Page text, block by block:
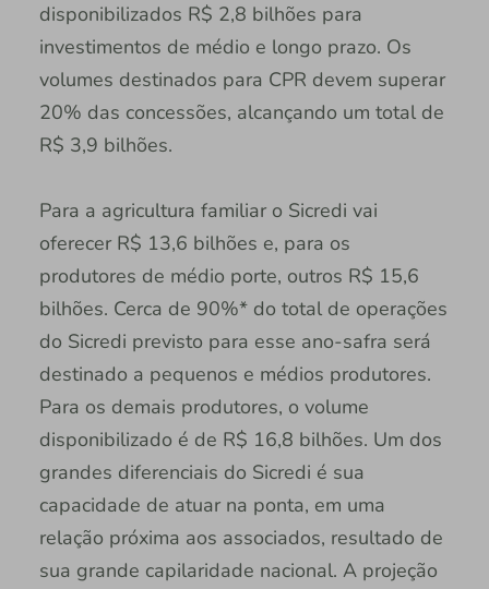
disponibilizados R$ 2,8 bilhões para
investimentos de médio e longo prazo. Os
volumes destinados para CPR devem superar
20% das concessões, alcançando um total de
R$ 3,9 bilhões.
Para a agricultura familiar o Sicredi vai
oferecer R$ 13,6 bilhões e, para os
produtores de médio porte, outros R$ 15,6
bilhões. Cerca de 90%* do total de operações
do Sicredi previsto para esse ano-safra será
destinado a pequenos e médios produtores.
Para os demais produtores, o volume
disponibilizado é de R$ 16,8 bilhões. Um dos
grandes diferenciais do Sicredi é sua
capacidade de atuar na ponta, em uma
relação próxima aos associados, resultado de
sua grande capilaridade nacional. A projeção